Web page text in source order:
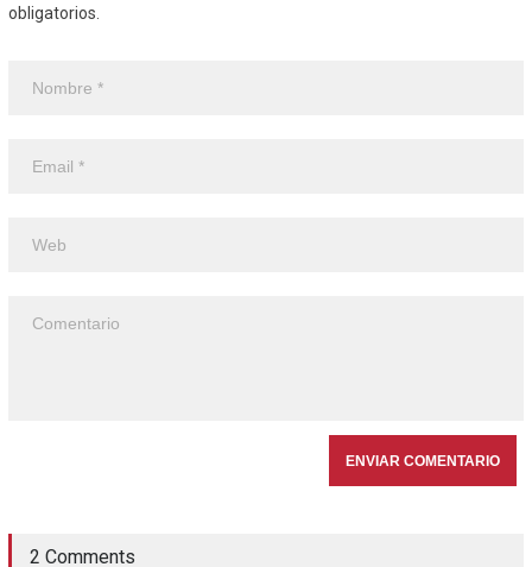
obligatorios.
2 Comments